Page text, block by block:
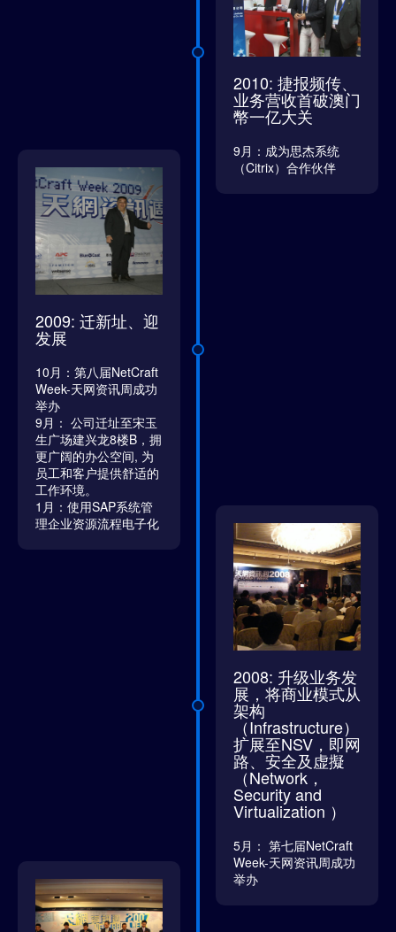
2010: 捷报频传、
业务营收首破澳门
幣一亿大关
9月：成为思杰系统
（Citrix）合作伙伴
2009: 迁新址、迎
发展
10月：第八届NetCraft
Week-天网资讯周成功
举办
9月： 公司迁址至宋玉
生广场建兴龙8楼B，拥
更广阔的办公空间, 为
员工和客户提供舒适的
工作环境。
1月：使用SAP系统管
理企业资源流程电子化
2008: 升级业务发
展，将商业模式从
架构
（Infrastructure）
扩展至NSV，即网
路、安全及虚擬
（Network，
Security and
Virtualization ）
5月： 第七届NetCraft
Week-天网资讯周成功
举办